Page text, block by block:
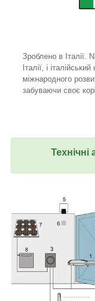
Зроблено в Італії.
Італії, і
міжнародного
забуваючи своє
Технічні